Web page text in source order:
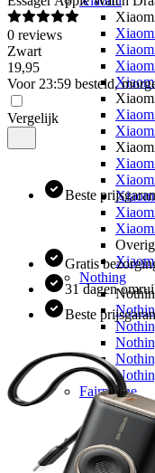
Nothing
Fairphone
Realme
Realme
0 reviews
Zwart
19,95
Voor 23:59 besteld,
Vergelijk
Beste
Gratis
31 dagen
Beste